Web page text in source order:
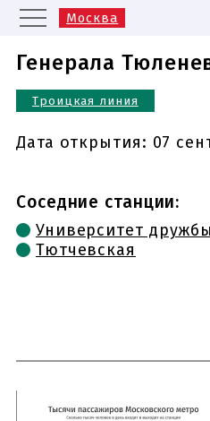
Москва
Казань
Нижний
Новосибирск
Одинаковые
метро
Генерала
Троицкая линия
Дата открытия: 07
Соседние станции:
Университет
Тютчевская